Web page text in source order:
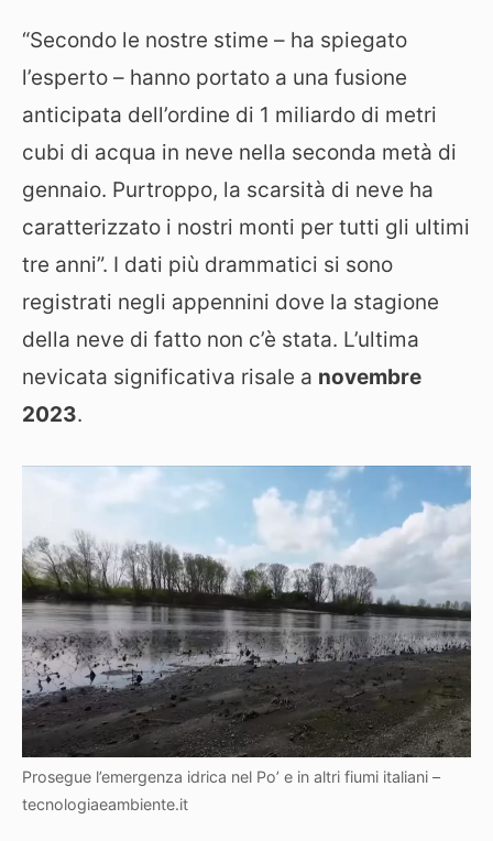
“Secondo le nostre stime – ha spiegato
l’esperto – hanno portato a una fusione
anticipata dell’ordine di 1 miliardo di metri
cubi di acqua in neve nella seconda metà di
gennaio. Purtroppo, la scarsità di neve ha
caratterizzato i nostri monti per tutti gli ultimi
tre anni”. I dati più drammatici si sono
registrati negli appennini dove la stagione
della neve di fatto non c’è stata. L’ultima
nevicata significativa risale a novembre
2023.
Prosegue l’emergenza idrica nel Po’ e in altri fiumi italiani –
tecnologiaeambiente.it